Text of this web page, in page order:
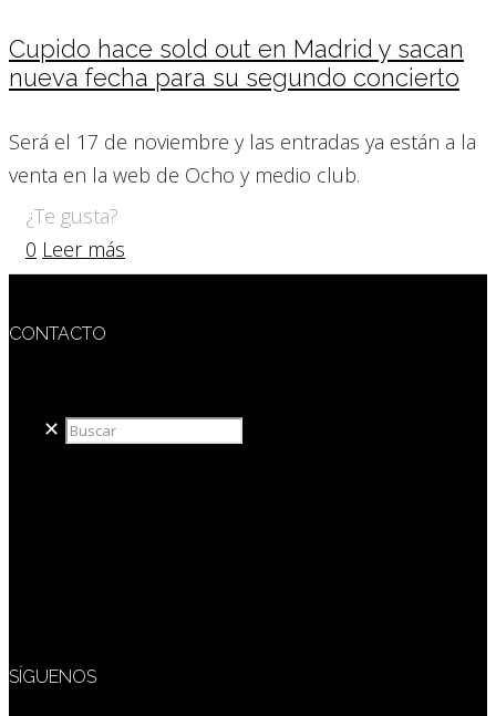
Cupido hace sold out en Madrid y sacan
nueva fecha para su segundo concierto
Será el 17 de noviembre y las entradas ya están a la
venta en la web de Ocho y medio club.
¿Te gusta?
0 Leer más
CONTACTO
✕
SÍGUENOS